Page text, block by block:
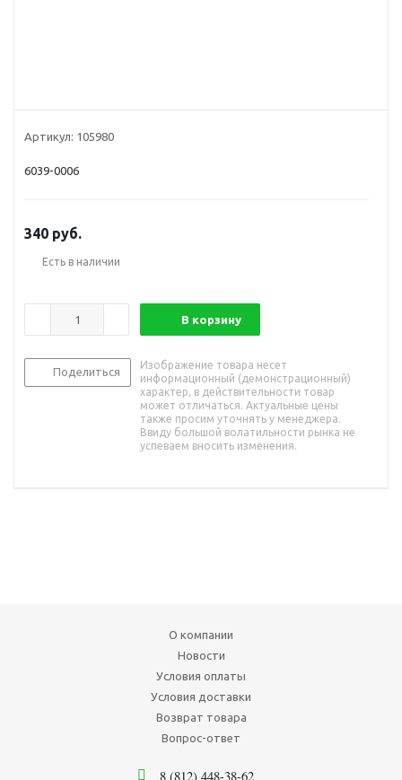
Артикул: 105980
6039-0006
340 руб.
Есть в наличии
В корзину
Поделиться
Изображение товара несет
информационный (демонстрационный)
характер, в действительности товар
может отличаться. Актуальные цены
также просим уточнять у менеджера.
Ввиду большой волатильности рынка не
успеваем вносить изменения.
О компании
Новости
Условия оплаты
Условия доставки
Возврат товара
Вопрос-ответ
8 (812) 448-38-62